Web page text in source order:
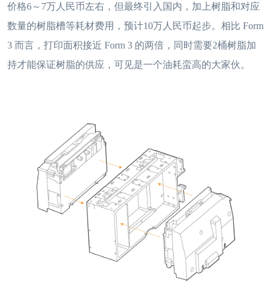
价格6～7万人民币左右，但最终引入国内，加上树脂和对应
数量的树脂槽等耗材费用，预计10万人民币起步。相比 Form
3 而言，打印面积接近 Form 3 的两倍，同时需要2桶树脂加
持才能保证树脂的供应，可见是一个油耗蛮高的大家伙。